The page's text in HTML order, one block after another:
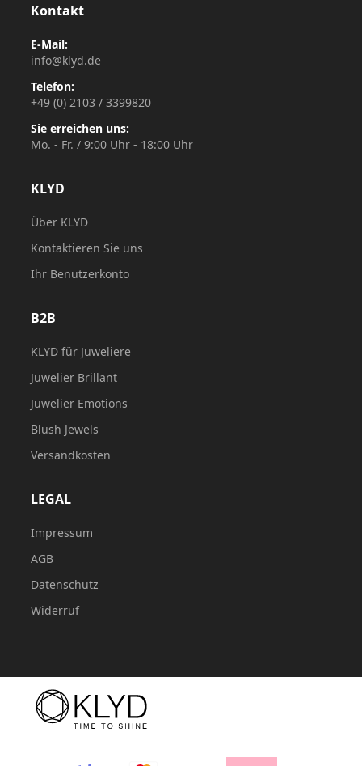
Kontakt
E-Mail:
info@klyd.de
Telefon:
+49 (0) 2103 / 3399820
Sie erreichen uns:
Mo. - Fr. / 9:00 Uhr - 18:00 Uhr
KLYD
Über KLYD
Kontaktieren Sie uns
Ihr Benutzerkonto
B2B
KLYD für Juweliere
Juwelier Brillant
Juwelier Emotions
Blush Jewels
Versandkosten
LEGAL
Impressum
AGB
Datenschutz
Widerruf